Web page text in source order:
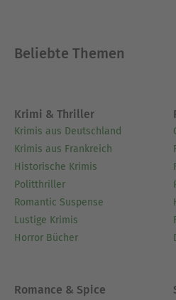
Beliebte Themen
Krimi & Thriller
Krimis aus Deutschland
Krimis aus Frankreich
Historische Krimis
Politthriller
Romantic Suspense
Lustige Krimis
Horror Bücher
Romance & Spice